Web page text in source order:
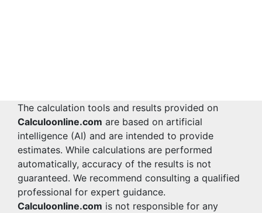
The calculation tools and results provided on
Calculoonline.com are based on artificial
intelligence (AI) and are intended to provide
estimates. While calculations are performed
automatically, accuracy of the results is not
guaranteed. We recommend consulting a qualified
professional for expert guidance.
Calculoonline.com is not responsible for any